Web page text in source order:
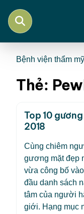
Bệnh viện thẩm
Thẻ:
Top 10
2018
Cùng chiêm
gương mặt đẹp
vừa công bố
đầu danh sách
tâm của người
giới. Hạng mục